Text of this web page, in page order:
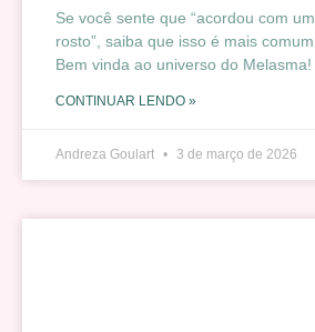
Se você sente que “acordou com
rosto”, saiba que isso é mais
Bem vinda ao universo do Melasma!
CONTINUAR LENDO »
Andreza Goulart 3 de março de 2026